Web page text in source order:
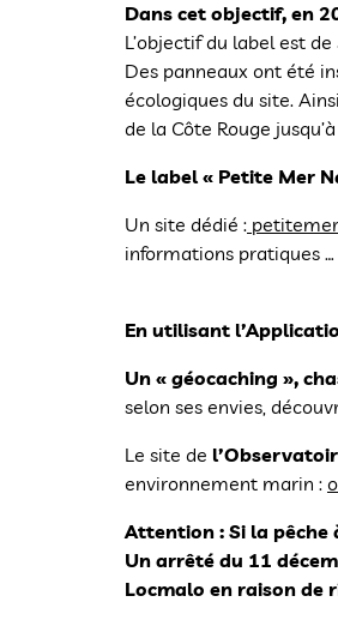
Dans cet objectif, en
L’objectif du label est
Des panneaux ont été
écologiques du site.
de la Côte Rouge
Le label « Petite Mer
Un site dédié :
informations pratiques …
En utilisant
Un « géocaching »,
selon ses envies,
Le site de
environnement marin :
Attention : Si la pêche
Un arrêté du 11
Locmalo en raison de